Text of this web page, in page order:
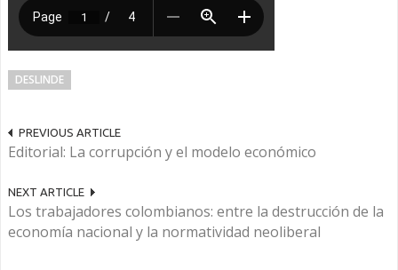
DESLINDE
PREVIOUS ARTICLE
Editorial: La corrupción y el modelo económico
NEXT ARTICLE
Los trabajadores colombianos: entre la destrucción de la
economía nacional y la normatividad neoliberal